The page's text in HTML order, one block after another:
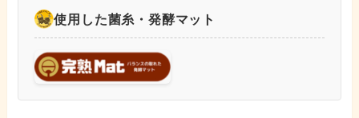
使用した菌糸・発酵マット